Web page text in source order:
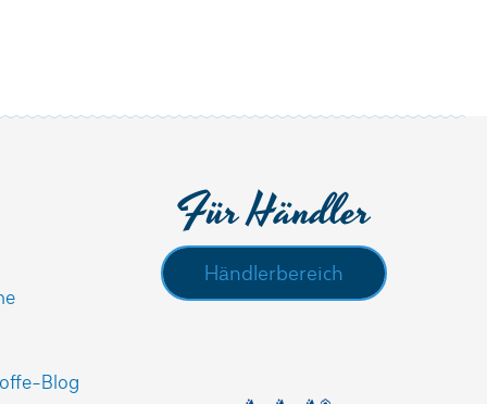
Blog
Für Händler
Händlerbereich